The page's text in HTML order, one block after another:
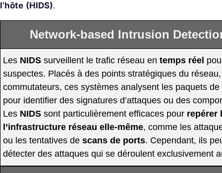
l’hôte (HIDS).
Network-based Intrusion
Les NIDS surveillent le trafic réseau en temps réel
suspectes. Placés à des points stratégiques du
commutateurs, ces systèmes analysent les paquets
pour identifier des signatures d’attaques ou des
Les NIDS sont particulièrement efficaces pour repérer
l’infrastructure réseau elle-même, comme les
ou les tentatives de scans de ports. Cependant, ils
détecter des attaques qui se déroulent exclusivement